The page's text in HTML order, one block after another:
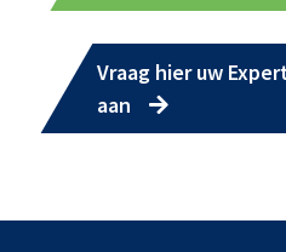
Vraag hier uw
aan